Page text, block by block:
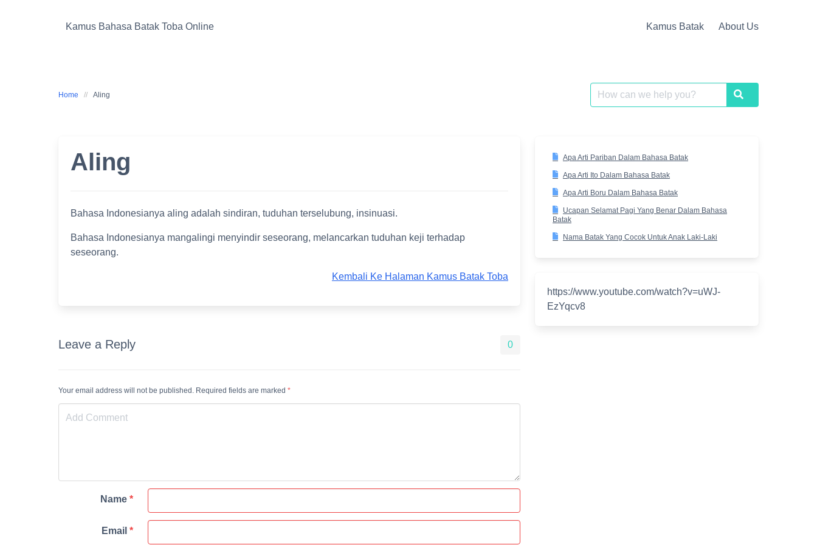
Kamus Bahasa Batak Toba Online Kamus Batak About Us
Home Aling
Search
for:
Search
Apa Arti Pariban Dalam Bahasa Batak
Apa Arti Ito Dalam Bahasa Batak
Apa Arti Boru Dalam Bahasa Batak
Ucapan Selamat Pagi Yang Benar Dalam Bahasa
Batak
Nama Batak Yang Cocok Untuk Anak Laki-Laki
https://www.youtube.com/watch?v=uWJ-
EzYqcv8
Aling
Bahasa Indonesianya aling adalah sindiran, tuduhan terselubung, insinuasi.
Bahasa Indonesianya mangalingi menyindir seseorang, melancarkan tuduhan keji terhadap
seseorang.
Kembali Ke Halaman Kamus Batak Toba
Leave a Reply 0
Your email address will not be published. Required fields are marked *
Name *
Email *